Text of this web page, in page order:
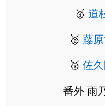
🥇 道
🥈 藤
🥉 佐
番外 雨